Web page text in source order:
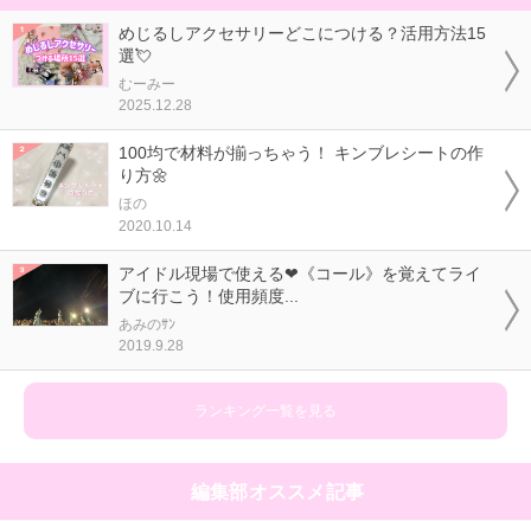
めじるしアクセサリーどこにつける？活用方法15
選💘
むーみー
2025.12.28
100均で材料が揃っちゃう！ キンブレシートの作
り方🌼
ほの
2020.10.14
アイドル現場で使える❤《コール》を覚えてライ
ブに行こう！使用頻度...
あみのｻﾝ
2019.9.28
ランキング一覧を見る
編集部オススメ記事